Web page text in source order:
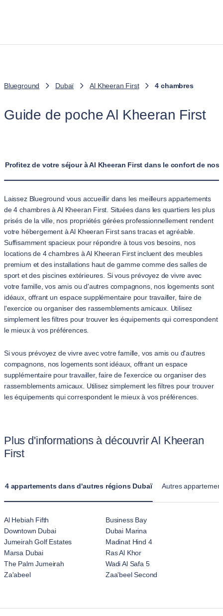
Blueground Dubaï Al Kheeran First 4 chambres
Guide de poche Al Kheeran First
Profitez de votre séjour à Al Kheeran First dans le confort de
Laissez Blueground vous accueillir dans les meilleurs appartements
de 4 chambres à Al Kheeran First. Situées dans les quartiers les plus
prisés de la ville, nos propriétés gérées professionnellement rendent
votre hébergement à Al Kheeran First sans tracas et agréable.
Suffisamment spacieux pour répondre à tous vos besoins, nos
locations de 4 chambres à Al Kheeran First incluent des meubles
premium et des installations haut de gamme comme des salles de
sport et des piscines extérieures. Si vous prévoyez de vivre avec
votre famille, vos amis ou d'autres compagnons, nos logements sont
idéaux, offrant un espace supplémentaire pour travailler, faire de
l'exercice ou organiser des rassemblements amicaux. Utilisez
simplement les filtres pour trouver les équipements qui correspondent
le mieux à vos préférences.
Si vous prévoyez de vivre avec votre famille, vos amis ou d'autres
compagnons, nos logements sont idéaux, offrant un espace
supplémentaire pour travailler, faire de l'exercice ou organiser des
rassemblements amicaux. Utilisez simplement les filtres pour trouver
les équipements qui correspondent le mieux à vos préférences.
Plus d'informations à découvrir Al Kheeran
First
4 appartements dans d'autres régions Dubaï Autres
Al Hebiah Fifth
Business Bay
Downtown Dubai
Dubai Marina
Jumeirah Golf Estates
Madinat Hind 4
Marsa Dubai
Ras Al Khor
The Palm Jumeirah
Wadi Al Safa 5
Za'abeel
Zaa'beel Second